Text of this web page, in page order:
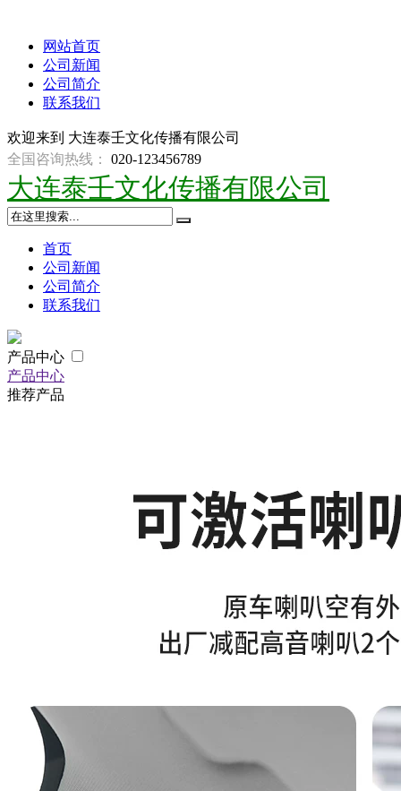
网站首页
公司新闻
公司简介
联系我们
欢迎来到 大连泰壬文化传播有限公司
全国咨询热线：
020-123456789
大连泰壬文化传播有限公司
首页
公司新闻
公司简介
联系我们
产品中心
产品中心
推荐产品